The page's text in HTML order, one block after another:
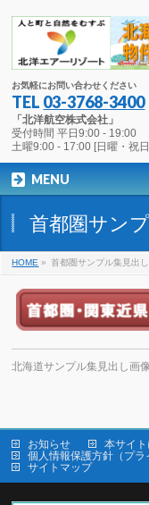
お気軽にお問い合わせください
TEL 03-3768-3400
「北洋航空株式会社」
受付時間 平日9:00 - 19:00
土曜9:00 - 17:00 [日曜・祝
MENU
首都圏サン
HOME » 首都圏サンプル集見出
北海道サンプル集見出し画
お知らせ 本サイ
個人情報保護方針（プラ
サイトマップ